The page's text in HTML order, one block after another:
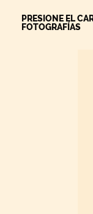
PRESIONE EL
FOTOGRAFÍAS